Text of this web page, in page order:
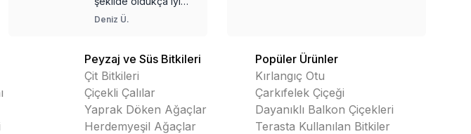
miyim?
Peyzaj ve Süs Bitkileri
Çit Bitkileri
Çiçekli Çalılar
Yaprak Döken Ağaçlar
Herdemyeşil Ağaçlar
Popüler Ürünler
Kırlangıç Otu
Çarkıfelek Çiçeği
Dayanıklı Balkon Çiçekleri
Terasta Kullanılan Bitkiler